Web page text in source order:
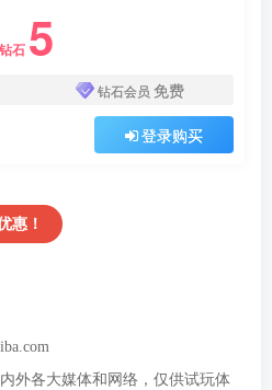
钻石 5
钻石会员 免费
登录购买
惠！
外各大媒体和网络，仅供试玩体